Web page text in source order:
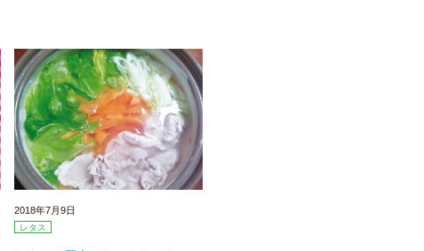
2018年7月9日
レタス